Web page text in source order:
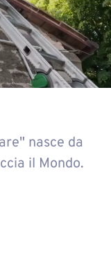
nasce da
il Mondo.